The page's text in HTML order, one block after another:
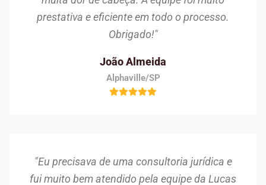
prestativa e eficiente em todo o processo.
Obrigado!"
João Almeida
Alphaville/SP
"Eu precisava de uma consultoria jurídica e
fui muito bem atendido pela equipe da Lucas